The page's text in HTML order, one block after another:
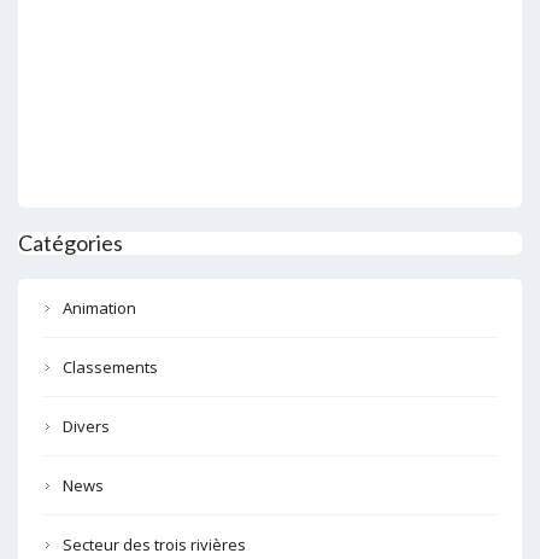
Catégories
Animation
Classements
Divers
News
Secteur des trois rivières